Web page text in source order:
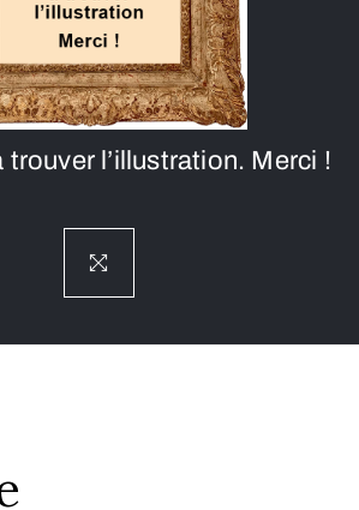
trouver l’illustration. Merci !